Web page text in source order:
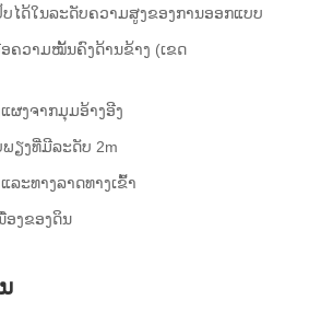
ບໄດ້ໃນລະດັບຄວາມສູງຂອງການອອກແບບ
ຄວາມໝັ້ນຄົງດ້ານຂ້າງ (ເຂດ
ຜງຈາກມຸມອ້າງອີງ
ຽງທີ່ມີລະດັບ 2m
ລະທາງລາດທາງເຂົ້າ
ອງຂອງດິນ